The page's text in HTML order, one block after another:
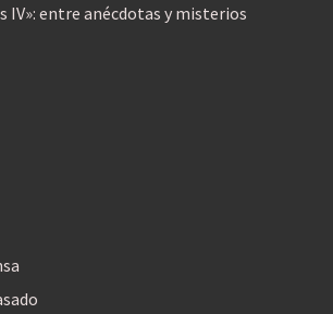
IV»: entre anécdotas y misterios